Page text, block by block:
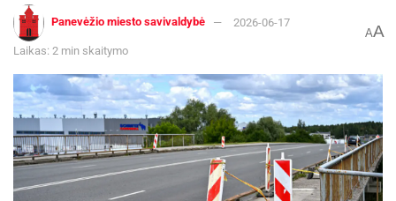
trumpiausios metų nakties patirtį.
Gražiausios šventės gimsta tuomet, kai
švenčiamos drauge.
Šaltinis: Panevėžio miesto savivaldybė
Žymos: Panevėžio miesto savivaldybė
Panevėžio miesto savivaldybė 2026-06-17
Laikas: 2 min skaitymo
AA